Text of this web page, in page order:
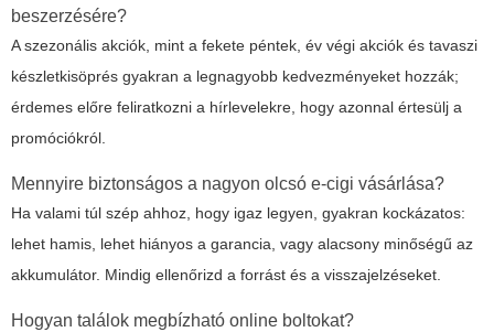
beszerzésére?
A szezonális akciók, mint a fekete péntek, év végi akciók és tavaszi
készletkisöprés gyakran a legnagyobb kedvezményeket hozzák;
érdemes előre feliratkozni a hírlevelekre, hogy azonnal értesülj a
promóciókról.
Mennyire biztonságos a nagyon olcsó e-cigi vásárlása?
Ha valami túl szép ahhoz, hogy igaz legyen, gyakran kockázatos:
lehet hamis, lehet hiányos a garancia, vagy alacsony minőségű az
akkumulátor. Mindig ellenőrizd a forrást és a visszajelzéseket.
Hogyan találok megbízható online boltokat?